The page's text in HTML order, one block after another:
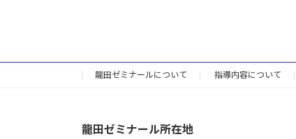
龍田ゼミナールについて 指導内容について
龍田ゼミナール所在地